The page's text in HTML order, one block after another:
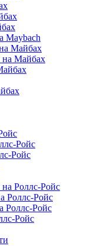
Maybach
Майбах
на Майбах
Ройс
Ройс
Роллс-Ройс
Роллс-Ройс
Роллс-Ройс
Ройс